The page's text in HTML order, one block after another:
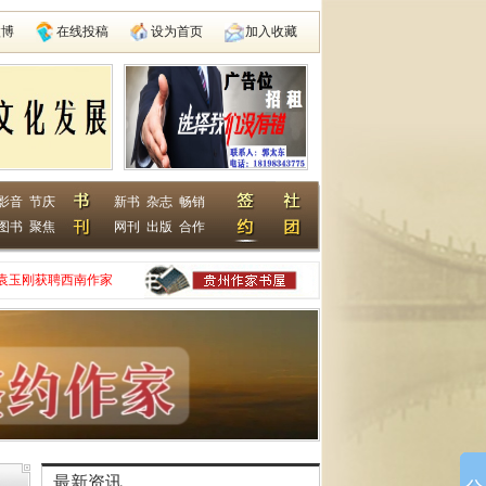
在线投稿 设为首页 加入收藏
音 节庆
书 聚焦
新书 杂志 畅销
网刊
出版 合作
玉刚获聘西南作家
遵义启动
建国学校
最新资讯